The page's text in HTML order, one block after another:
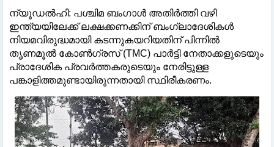
ന്യൂഡൽഹി: പശ്ചിമ ബംഗാൾ അതിർത്തി വഴി
ഇന്ത്യയിലേക്ക് ലക്ഷക്കണക്കിന് ബംഗ്ലാദേശികൾ
നിയമവിരുദ്ധമായി കടന്നുകയറിയതിന് പിന്നിൽ
തൃണമൂൽ കോൺഗ്രസ് (TMC) പാർട്ടി നേതാക്കളുടെയും
പ്രാദേശിക പ്രവർത്തകരുടെയും നേരിട്ടുള്ള
പങ്കാളിത്തമുണ്ടായിരുന്നതായി സ്ഥിരീകരണം.